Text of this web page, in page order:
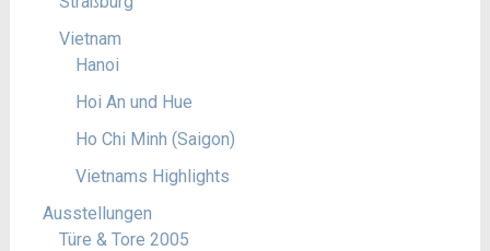
Vietnam
Hanoi
Hoi An und Hue
Ho Chi Minh (Saigon)
Vietnams Highlights
Ausstellungen
Türe & Tore 2005